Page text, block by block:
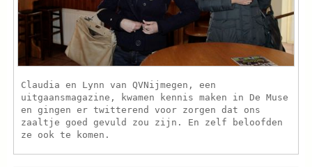
Claudia en Lynn van QVNijmegen, een
uitgaansmagazine, kwamen kennis maken in De Muse
en gingen er twitterend voor zorgen dat ons
zaaltje goed gevuld zou zijn. En zelf beloofden
ze ook te komen.